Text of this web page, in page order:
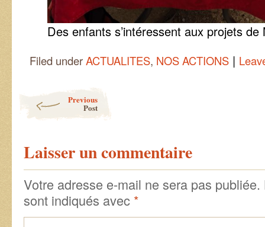
Des enfants s’intéressent aux projets
Filed underACTUALITES, NOS ACTIONS |
Previous
Post
Laisser un commentaire
Votre adresse e-mail ne sera pas publiée.
sont indiqués avec *